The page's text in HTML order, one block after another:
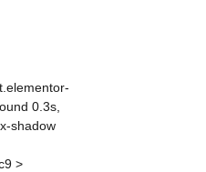
0.3s,
shadow
>